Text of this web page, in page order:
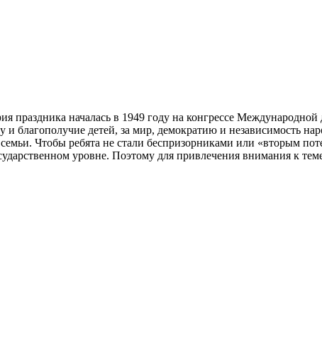
началась в 1949 году на конгрессе
детей, за мир, демократию и независимость
Чтобы ребята не стали беспризорниками или «вторым
уровне. Поэтому для привлечения внимания к